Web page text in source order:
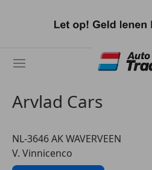
naar
Arvlad Cars
NL-3646 AK WAVERVEEN
V. Vinnicenco